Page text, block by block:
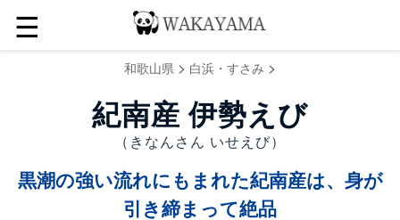
☰
和歌山県 > 白浜・すさみ >
紀南産 伊勢えび
（きなんさん いせえび）
黒潮の強い流れにもまれた紀南産は、身が
引き締まって絶品